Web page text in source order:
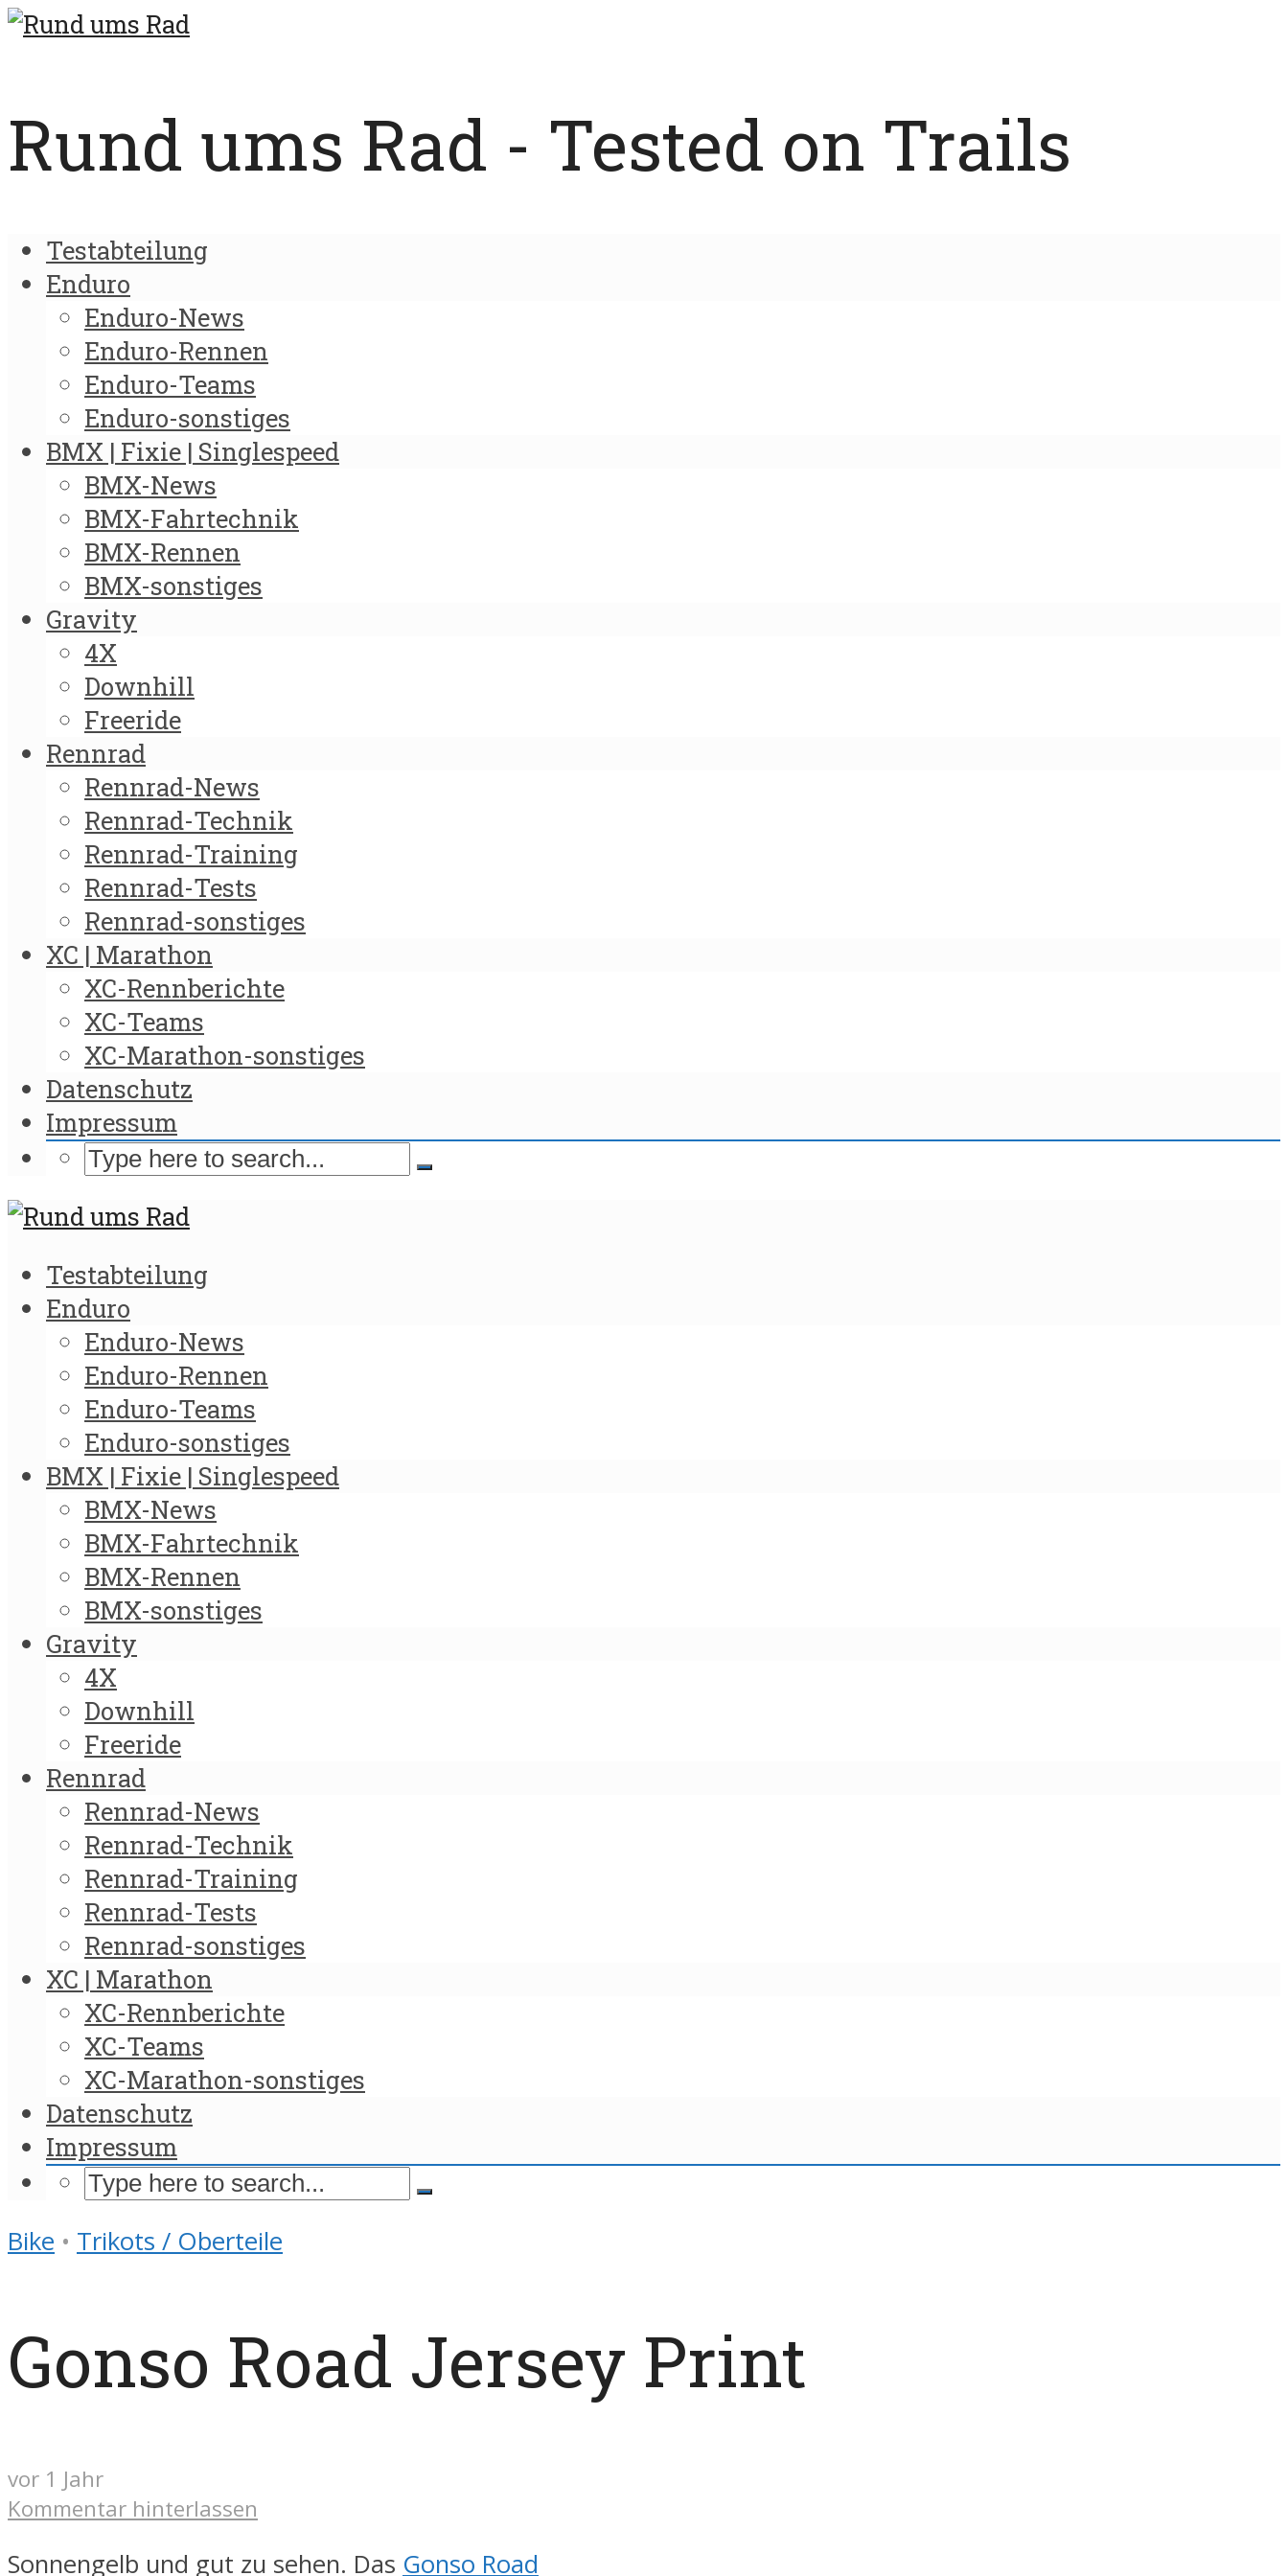
Rund ums Rad - Tested on Trails
Testabteilung
Enduro
Enduro-News
Enduro-Rennen
Enduro-Teams
Enduro-sonstiges
BMX | Fixie | Singlespeed
BMX-News
BMX-Fahrtechnik
BMX-Rennen
BMX-sonstiges
Gravity
4X
Downhill
Freeride
Rennrad
Rennrad-News
Rennrad-Technik
Rennrad-Training
Rennrad-Tests
Rennrad-sonstiges
XC | Marathon
XC-Rennberichte
XC-Teams
XC-Marathon-sonstiges
Datenschutz
Impressum
Testabteilung
Enduro
Enduro-News
Enduro-Rennen
Enduro-Teams
Enduro-sonstiges
BMX | Fixie | Singlespeed
BMX-News
BMX-Fahrtechnik
BMX-Rennen
BMX-sonstiges
Gravity
4X
Downhill
Freeride
Rennrad
Rennrad-News
Rennrad-Technik
Rennrad-Training
Rennrad-Tests
Rennrad-sonstiges
XC | Marathon
XC-Rennberichte
XC-Teams
XC-Marathon-sonstiges
Datenschutz
Impressum
Bike • Trikots / Oberteile
Gonso Road Jersey Print
vor 1 Jahr
Kommentar hinterlassen
Sonnengelb und gut zu sehen. Das Gonso Road